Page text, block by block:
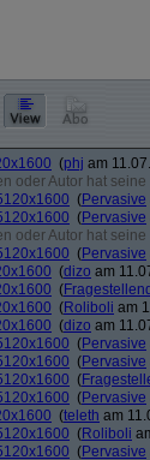
(phj am
oder Autor hat
(Pervasive
(Pervasive
oder Autor hat
(Pervasive
(dizo am
(
(Roliboli am
(dizo am
(Pervasive
(Pervasive
(
(Pervasive
(teleth am
(Roliboli
(Pervasive